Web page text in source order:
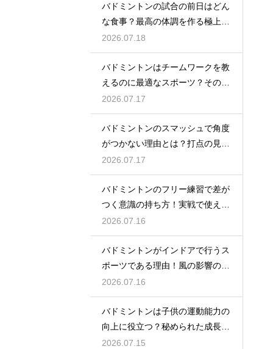
バドミントンの試合の前日はどん
な食事？最高の体調を作る極上メ
ニュー
2026.07.18
バドミントンはチームワークを教
えるのに最適なスポーツ？その理
由
2026.07.17
バドミントンのスマッシュで角度
がつかない理由とは？打点の見直
し方
2026.07.17
バドミントンのフリー練習で差が
つく意識の持ち方！実戦で使える
生きた球を打つ極意
2026.07.16
バドミントンがインドアで行うス
ポーツである理由！風の影響の大
きさ
2026.07.16
バドミントンは子供の運動能力の
向上に役立つ？秘められた成長効
果
2026.07.15